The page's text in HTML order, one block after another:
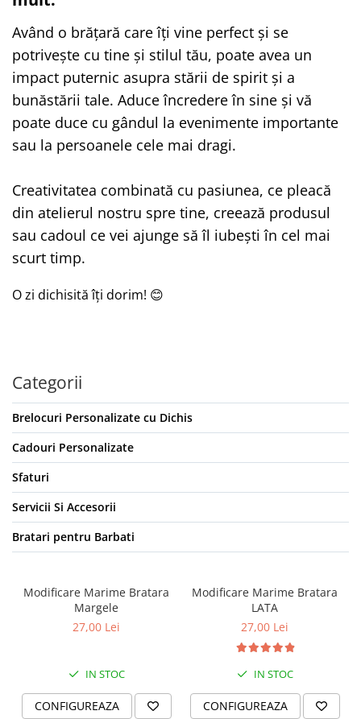
Având o brățară care îți vine perfect și se
potrivește cu tine și stilul tău, poate avea un
impact puternic asupra stării de spirit și a
bunăstării tale. Aduce încredere în sine și vă
poate duce cu gândul la evenimente importante
sau la persoanele cele mai dragi.
Creativitatea combinată cu pasiunea, ce pleacă
din atelierul nostru spre tine, creează produsul
sau cadoul ce vei ajunge să îl iubești în cel mai
scurt timp.
O zi dichisită îți dorim! 😊
Categorii
Brelocuri Personalizate cu Dichis
Cadouri Personalizate
Sfaturi
Servicii Si Accesorii
Bratari pentru Barbati
Modificare Marime Bratara
Margele
27,00 Lei
IN STOC
CONFIGUREAZA
Modificare Marime Bratara
LATA
27,00 Lei
IN STOC
CONFIGUREAZA